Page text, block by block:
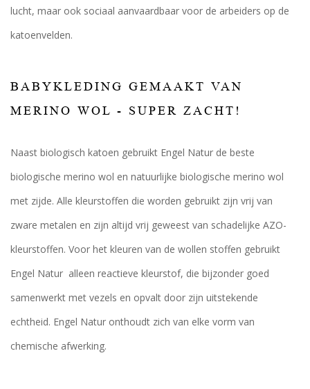
lucht, maar ook sociaal aanvaardbaar voor de arbeiders op de
katoenvelden.
BABYKLEDING GEMAAKT VAN
MERINO WOL - SUPER ZACHT!
Naast biologisch katoen gebruikt Engel Natur de beste
biologische merino wol en natuurlijke biologische merino wol
met zijde. Alle kleurstoffen die worden gebruikt zijn vrij van
zware metalen en zijn altijd vrij geweest van schadelijke AZO-
kleurstoffen. Voor het kleuren van de wollen stoffen gebruikt
Engel Natur alleen reactieve kleurstof, die bijzonder goed
samenwerkt met vezels en opvalt door zijn uitstekende
echtheid. Engel Natur onthoudt zich van elke vorm van
chemische afwerking.